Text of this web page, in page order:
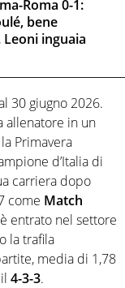
Roma 0-1:
bene
inguaia
30 giugno 2026.
allenatore in un
Primavera
d’Italia di
carriera dopo
come Match
entrato nel settore
la trafila
media di 1,78
4-3-3.